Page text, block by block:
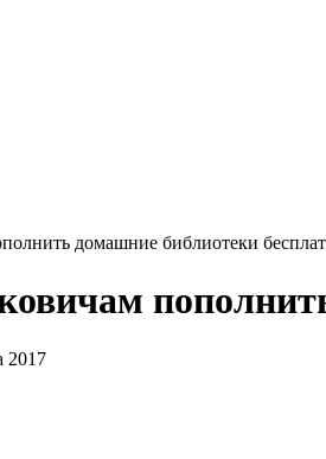
домашние библиотеки
2017